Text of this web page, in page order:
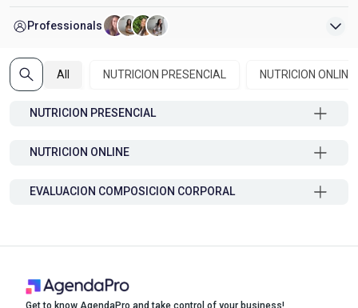
Áreas de atención: Nutrición deportiva, digestiva y hormonal,
patologías intestinales, trastornos del sueño, dermatitis,
depresión y obesidad.
Evaluaciones: Presenciales y online, con análisis integral
A pasos del metro Manquehue.
Professionals
All NUTRICION PRESENCIAL NUTRICION ONLINE
NUTRICION PRESENCIAL
NUTRICION ONLINE
EVALUACION COMPOSICION CORPORAL
Get to know AgendaPro and take control of your business!